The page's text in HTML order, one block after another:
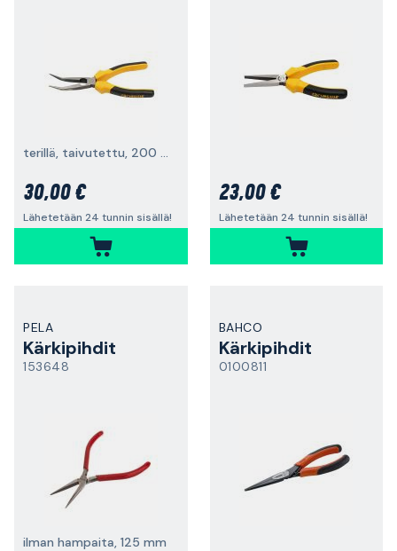
terillä, taivutettu, 200 mm
30,00 €
Lähetetään 24 tunnin sisällä!
23,00 €
Lähetetään 24 tunnin sisällä!
PELA
Kärkipihdit
153648
ilman hampaita, 125 mm
BAHCO
Kärkipihdit
0100811